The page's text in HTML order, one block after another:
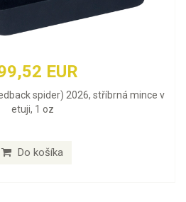
EUR
spider) 2026, stříbrná mince v
etuji, 1 oz
Do košíka